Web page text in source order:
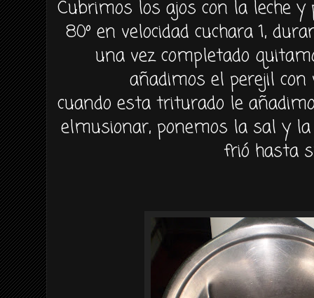
Cubrimos los ajos con la leche
80º en velocidad cuchara 1,
una vez completado
añadimos el perejil
cuando esta triturado le
elmusionar, ponemos la sal y
frió hasta